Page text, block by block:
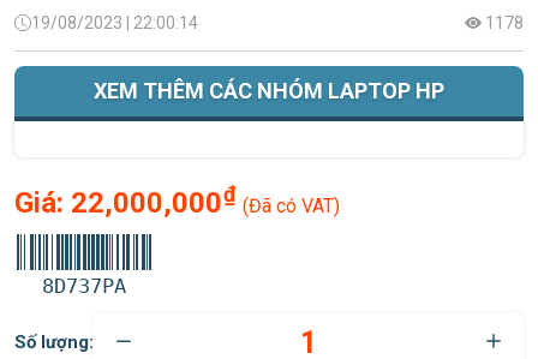
19/08/2023 | 22:00:14 1178
XEM THÊM CÁC NHÓM LAPTOP HP
Giá: 22,000,000₫ (Đã có VAT)
8D737PA
Số lượng: